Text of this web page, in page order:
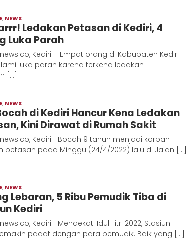
, NEWS
Metara
Ledakan Petasan di Kediri, 4
Luka Parah
Kediri – Empat orang di Kabupaten Kediri
luka parah karena terkena ledakan
[…]
, NEWS
Metara
di Kediri Hancur Kena Ledakan
Kini Dirawat di Rumah Sakit
Kediri– Bocah 9 tahun menjadi korban
petasan pada Minggu (24/4/2022) lalu di Jalan […]
, NEWS
Metara
Lebaran, 5 Ribu Pemudik Tiba di
Kediri
Kediri– Mendekati Idul Fitri 2022, Stasiun
padat dengan para pemudik. Baik yang […]